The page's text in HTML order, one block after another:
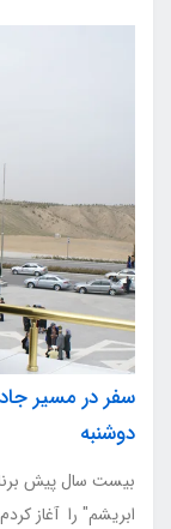
سفر در مسیر
دوشنبه
بیست سال پیش
ابریشم" را آغاز